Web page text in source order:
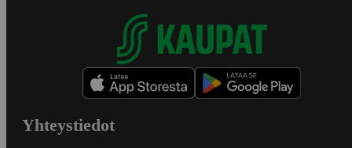
Yhteystiedot